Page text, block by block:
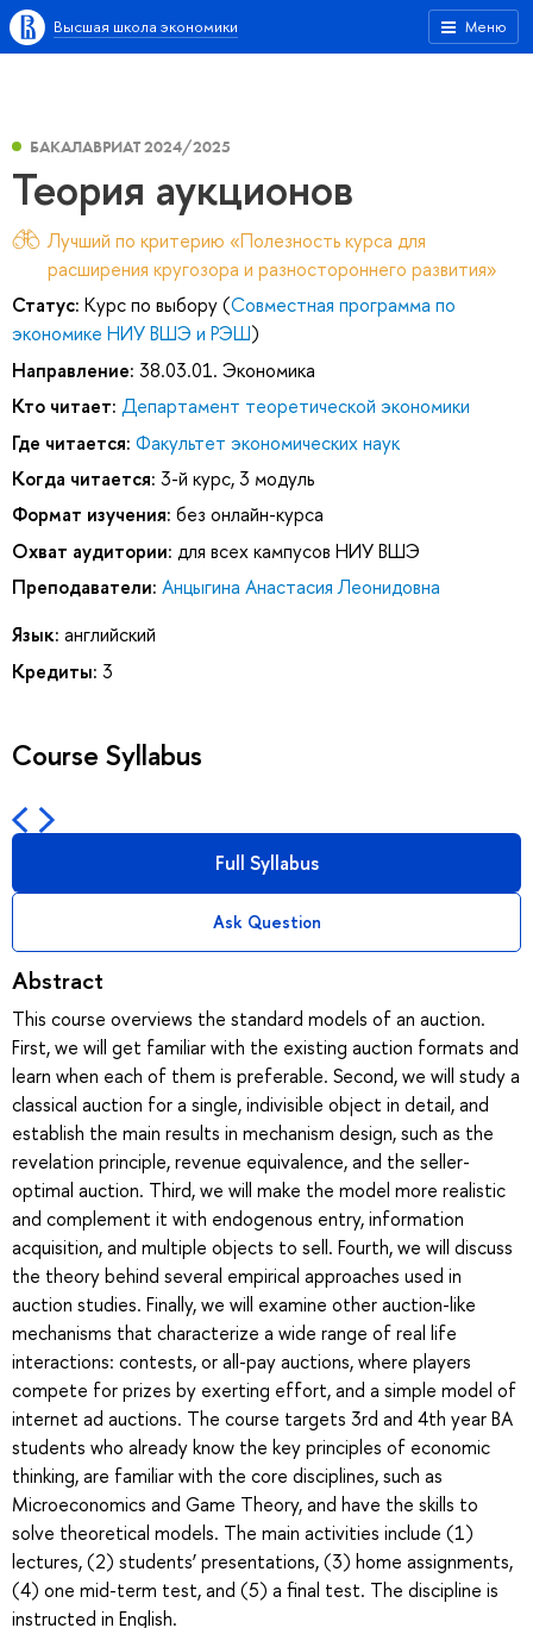
Меню
Высшая школа экономики
БАКАЛАВРИАТ 2024/2025
Теория аукционов
Лучший по критерию «Полезность курса для
расширения кругозора и разностороннего развития»
Статус: Курс по выбору (Совместная программа по
экономике НИУ ВШЭ и РЭШ)
Направление: 38.03.01. Экономика
Кто читает: Департамент теоретической экономики
Где читается: Факультет экономических наук
Когда читается: 3-й курс, 3 модуль
Формат изучения: без онлайн-курса
Охват аудитории: для всех кампусов НИУ ВШЭ
Преподаватели: Анцыгина Анастасия Леонидовна
Язык: английский
Кредиты: 3
Course Syllabus
Full Syllabus
Ask Question
Abstract
This course overviews the standard models of an auction.
First, we will get familiar with the existing auction formats and
learn when each of them is preferable. Second, we will study a
classical auction for a single, indivisible object in detail, and
establish the main results in mechanism design, such as the
revelation principle, revenue equivalence, and the seller-
optimal auction. Third, we will make the model more realistic
and complement it with endogenous entry, information
acquisition, and multiple objects to sell. Fourth, we will discuss
the theory behind several empirical approaches used in
auction studies. Finally, we will examine other auction-like
mechanisms that characterize a wide range of real life
interactions: contests, or all-pay auctions, where players
compete for prizes by exerting effort, and a simple model of
internet ad auctions. The course targets 3rd and 4th year BA
students who already know the key principles of economic
thinking, are familiar with the core disciplines, such as
Microeconomics and Game Theory, and have the skills to
solve theoretical models. The main activities include (1)
lectures, (2) students’ presentations, (3) home assignments,
(4) one mid-term test, and (5) a final test. The discipline is
instructed in English.